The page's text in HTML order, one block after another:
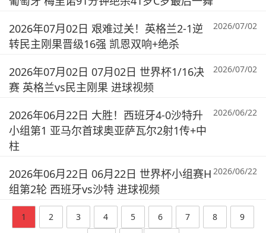
2026年07月02日 艰难过关！英格兰2-1逆
转民主刚果晋级16强 凯恩双响+绝杀
2026/07/02
2026年07月02日 07月02日 世界杯1/16决
赛 英格兰vs民主刚果 进球视频
2026/07/02
2026年06月22日 大胜！西班牙4-0沙特升
小组第1 亚马尔首球奥亚萨瓦尔2射1传+中
柱
2026/06/22
2026年06月22日 06月22日 世界杯小组赛H
组第2轮 西班牙vs沙特 进球视频
2026/06/22
1 2 3 4 5 6 7 8
9